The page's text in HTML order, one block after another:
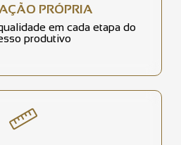
PRÓPRIA
em cada etapa do
produtivo